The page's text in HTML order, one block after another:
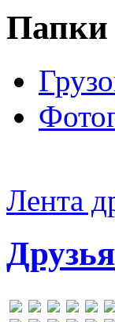
Папки
Лента
Друзья